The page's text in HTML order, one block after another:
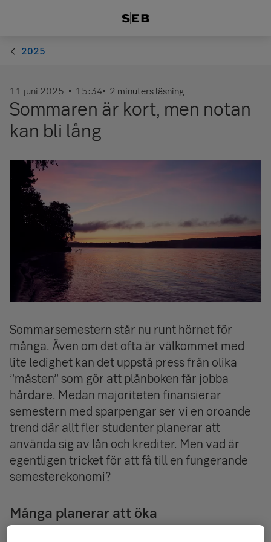
2025
11 juni 2025 15:34 2 minuters läsning
Sommaren är kort, men notan
kan bli lång
Sommarsemestern står nu runt hörnet för
många. Även om det ofta är välkommet med
lite ledighet kan det uppstå press från olika
”måsten” som gör att plånboken får jobba
hårdare. Medan majoriteten finansierar
semestern med sparpengar ser vi en oroande
trend där allt fler studenter planerar att
använda sig av lån och krediter. Men vad är
egentligen tricket för att få till en fungerande
semesterekonomi?
Många planerar att öka
semesterutgifterna